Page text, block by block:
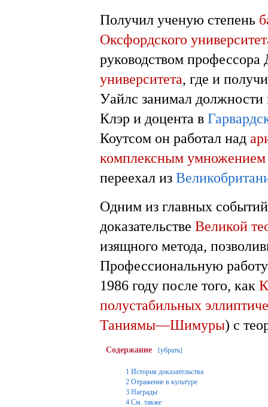
Получил ученую степень
Оксфордского
руководством
университета, где и
Уайлс занимал должности
Клэр и доцента в
Коутсом он работал над
комплексным умножением
переехал из
Одним из главных событий
доказательстве Великой
изящного метода,
Профессиональную
1986 году после того, как
полустабильных
Таниямы—Шимуры) с
Содержание [убрать]
1 История доказательства
2 Отражение в культуре
3 Награды
4 См. также